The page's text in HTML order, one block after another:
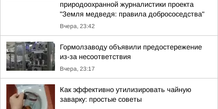
природоохранной журналистики проекта
"Земля медведя: правила добрососедства"
Вчера, 23:42
Гормолзаводу объявили предостережение
из-за несоответствия
Вчера, 23:17
Как эффективно утилизировать чайную
заварку: простые советы